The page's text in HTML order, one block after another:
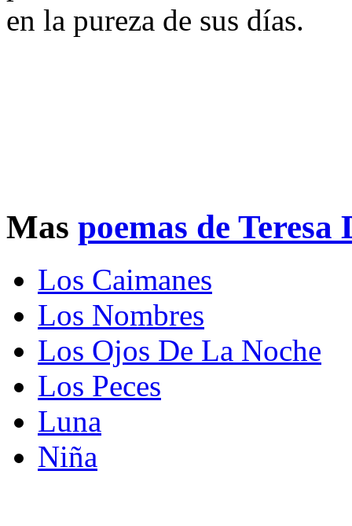
en la pureza de sus días.
Mas poemas de
Los Caimanes
Los Nombres
Los Ojos De La Noche
Los Peces
Luna
Niña